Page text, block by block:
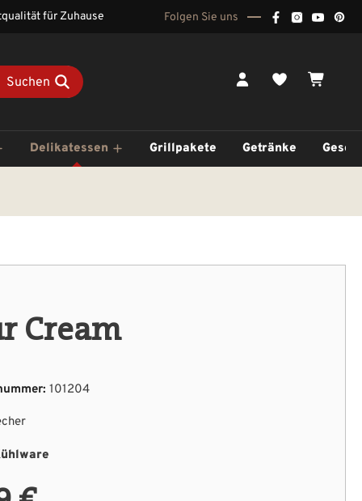
für Zuhause Folgen Sie uns
Suchen Du hast 0
Delikatessen Grillpakete Getränke
Cream
101204